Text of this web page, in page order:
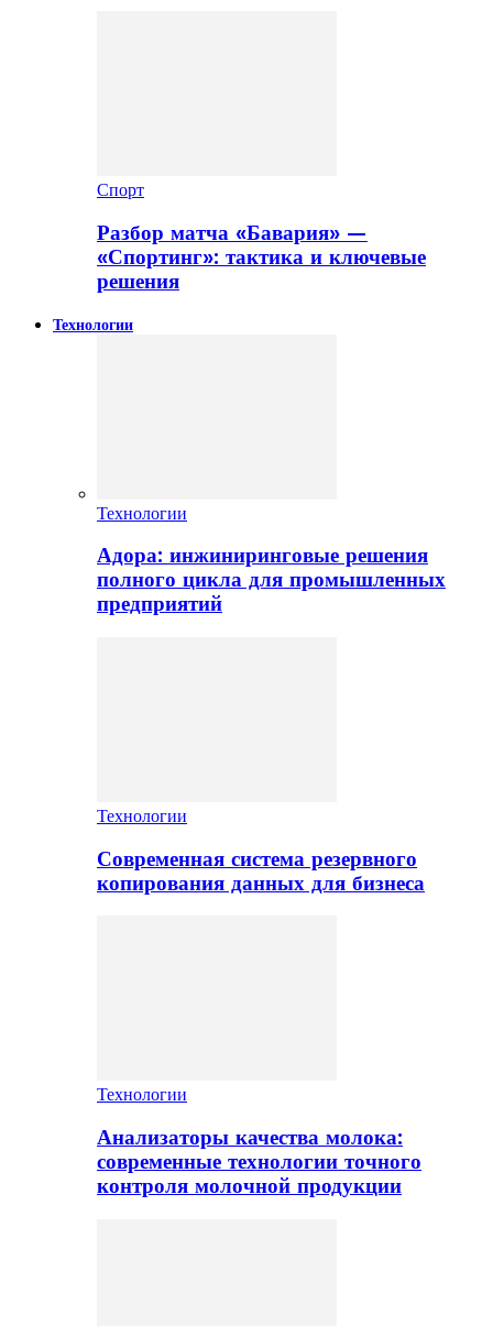
Спорт
Разбор матча «Бавария» —
«Спортинг»: тактика и ключевые
решения
Технологии
Технологии
Адора: инжиниринговые решения
полного цикла для промышленных
предприятий
Технологии
Современная система резервного
копирования данных для бизнеса
Технологии
Анализаторы качества молока:
современные технологии точного
контроля молочной продукции